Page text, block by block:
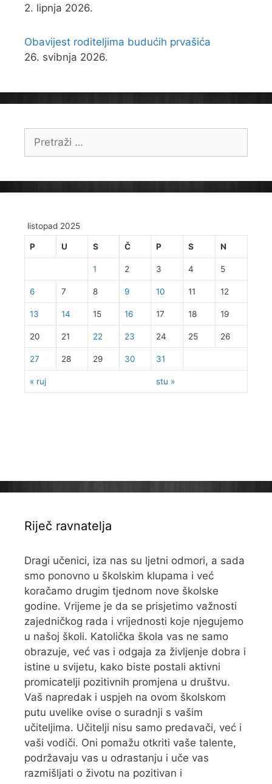
2. lipnja 2026.
Obavijest roditeljima budućih prvašića
26. svibnja 2026.
listopad 2025
P U S Č P S N
« ruj stu »
1 2 3 4 5
6 7 8 9 10 11 12
13 14 15 16 17 18 19
20 21 22 23 24 25 26
27 28 29 30 31
Riječ ravnatelja
Dragi učenici, iza nas su ljetni odmori, a sada
smo ponovno u školskim klupama i već
koračamo drugim tjednom nove školske
godine. Vrijeme je da se prisjetimo važnosti
zajedničkog rada i vrijednosti koje njegujemo
u našoj školi. Katolička škola vas ne samo
obrazuje, već vas i odgaja za življenje dobra i
istine u svijetu, kako biste postali aktivni
promicatelji pozitivnih promjena u društvu.
Vaš napredak i uspjeh na ovom školskom
putu uvelike ovise o suradnji s vašim
učiteljima. Učitelji nisu samo predavači, već i
vaši vodiči. Oni pomažu otkriti vaše talente,
podržavaju vas u odrastanju i uče vas
razmišljati o životu na pozitivan i